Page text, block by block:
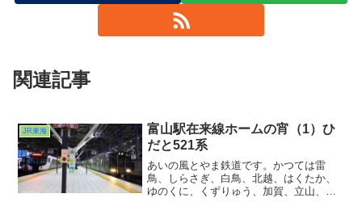
関連記事
JR東海
富山駅在来線ホームの宵（1）ひ
だと521系
あいの風とやま鉄道です。かつては雷
鳥、しらさぎ、白鳥、北越、はくたか、
ゆのくに、くずりゅう、加賀、立山、ト